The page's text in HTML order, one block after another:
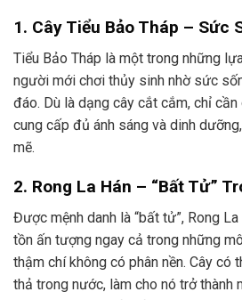
1. Cây Tiểu Bảo Tháp – Sức
Tiểu Bảo Tháp là một trong những
người mới chơi thủy sinh nhờ sức
đáo. Dù là dạng cây cắt cắm, chỉ
cung cấp đủ ánh sáng và dinh
mẽ.
2. Rong La Hán – “Bất Tử”
Được mệnh danh là “bất tử”, Rong
tồn ấn tượng ngay cả trong những
thậm chí không có phân nền. Cây có
thả trong nước, làm cho nó trở thành